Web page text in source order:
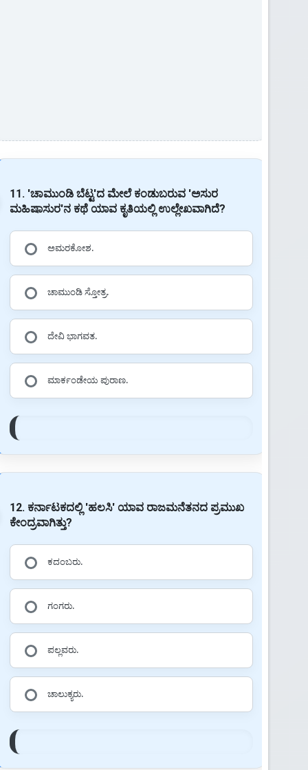
11. 'ಚಾಮುಂಡಿ ಬೆಟ್ಟ'ದ ಮೇಲೆ ಕಂಡುಬರುವ 'ಅಸುರ
ಮಹಿಷಾಸುರ'ನ ಕಥೆ ಯಾವ ಕೃತಿಯಲ್ಲಿ ಉಲ್ಲೇಖವಾಗಿದೆ?
ಅಮರಕೋಶ.
ಚಾಮುಂಡಿ ಸ್ತೋತ್ರ.
ದೇವಿ ಭಾಗವತ.
ಮಾರ್ಕಂಡೇಯ ಪುರಾಣ.
12. ಕರ್ನಾಟಕದಲ್ಲಿ 'ಹಲಸಿ' ಯಾವ ರಾಜಮನೆತನದ ಪ್ರಮುಖ
ಕೇಂದ್ರವಾಗಿತ್ತು?
ಕದಂಬರು.
ಗಂಗರು.
ಪಲ್ಲವರು.
ಚಾಲುಕ್ಯರು.